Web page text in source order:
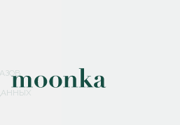
Соглашаюсь с